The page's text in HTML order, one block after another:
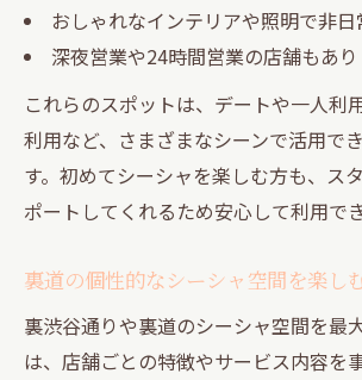
おしゃれなインテリアや照明で非
深夜営業や24時間営業の店舗もあり
これらのスポットは、デートや一人利
利用など、さまざまなシーンで活用で
す。初めてシーシャを楽しむ方も、ス
ポートしてくれるため安心して利用でき
裏道の個性的なシーシャ空間を楽し
裏渋谷通りや裏道のシーシャ空間を最
は、店舗ごとの特徴やサービス内容を